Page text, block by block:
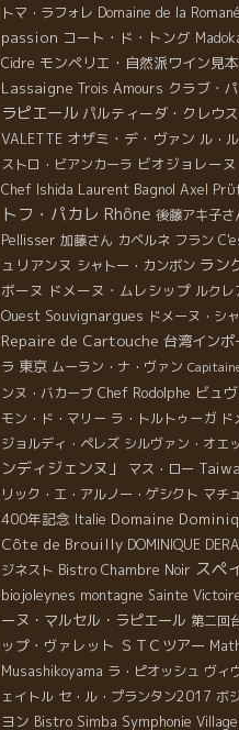
トマ・ラフォレ Domaine de la
passion コート・ド・トング
Cidre モンペリエ・自然派ワイン見
Lassaigne Trois Amours クラブ・
ラピエール パルティーダ・クレウス
VALETTE オザミ・デ・ヴァン ル・
ストロ・ビアンカーラ ビオジョレーヌ
Chef Ishida Laurent Bagnol Axel
トフ・パカレ Rhône 後藤アキ子さ
Pellisser 加藤さん カベルネ フラン
ュリアンヌ シャトー・カンボン ラン
ボーヌ ドメーヌ・ムレシップ ルクレ
Ouest Souvignargues ドメーヌ・シ
Repaire de Cartouche 台湾インポ
ラ 東京 ムーラン・ナ・ヴァン
ンヌ・バカーブ Chef Rodolphe ビュ
モン・ド・マリー ラ・トルトゥーガ
ジョルディ・ペレズ シルヴァン・オエ
ンディジェンヌ」
マス・ロー
リック・エ・アルノー・ゲシクト マチ
400年記念 Italie Domaine
Côte de Brouilly DOMINIQUE
ジネスト Bistro Chambre Noir スペ
biojoleynes montagne Sainte
ーヌ・マルセル・ラピエール 第二回
ップ・ヴァレット ＳＴＣツアー
Musashikoyama ラ・ピオッシュ ヴィ
ェイトル セ・ル・プランタン2017 ボ
ヨン Bistro Simba Symphonie